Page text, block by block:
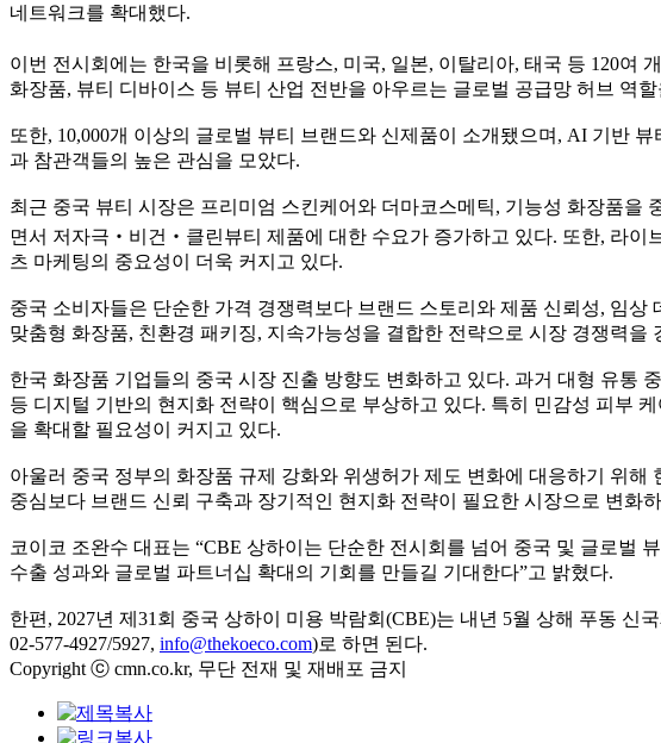
네트워크를 확대했다.
이번 전시회에는 한국을 비롯해 프랑스, 미국, 일본, 이탈리아, 태국 등 120
화장품, 뷰티 디바이스 등 뷰티 산업 전반을 아우르는 글로벌 공급망 허브 역
또한, 10,000개 이상의 글로벌 뷰티 브랜드와 신제품이 소개됐으며, AI 기반
과 참관객들의 높은 관심을 모았다.
최근 중국 뷰티 시장은 프리미엄 스킨케어와 더마코스메틱, 기능성 화장품을
면서 저자극‧비건‧클린뷰티 제품에 대한 수요가 증가하고 있다. 또한, 라이
츠 마케팅의 중요성이 더욱 커지고 있다.
중국 소비자들은 단순한 가격 경쟁력보다 브랜드 스토리와 제품 신뢰성, 임
맞춤형 화장품, 친환경 패키징, 지속가능성을 결합한 전략으로 시장 경쟁력을
한국 화장품 기업들의 중국 시장 진출 방향도 변화하고 있다. 과거 대형 유통
등 디지털 기반의 현지화 전략이 핵심으로 부상하고 있다. 특히 민감성 피부
을 확대할 필요성이 커지고 있다.
아울러 중국 정부의 화장품 규제 강화와 위생허가 제도 변화에 대응하기 위
중심보다 브랜드 신뢰 구축과 장기적인 현지화 전략이 필요한 시장으로 변화
코이코 조완수 대표는 “CBE 상하이는 단순한 전시회를 넘어 중국 및 글로벌
수출 성과와 글로벌 파트너십 확대의 기회를 만들길 기대한다”고 밝혔다.
한편, 2027년 제31회 중국 상하이 미용 박람회(CBE)는 내년 5월 상해 푸동
02-577-4927/5927, info@thekoeco.com)로 하면 된다.
Copyright ⓒ cmn.co.kr, 무단 전재 및 재배포 금지